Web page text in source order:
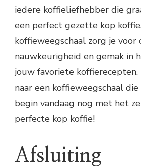
iedere koffieliefhebber die
een perfect gezette kop
koffieweegschaal zorg je voor
nauwkeurigheid en gemak in
jouw favoriete koffierecepten.
naar een koffieweegschaal
begin vandaag nog met het
perfecte kop koffie!
Afsluiting